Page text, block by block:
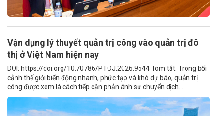
Vận dụng lý thuyết quản trị công vào quản trị đô
thị ở Việt Nam hiện nay
DOI: https://doi.org/10.70786/PTOJ.2026.9544 Tóm tắt: Trong bối
cảnh thế giới biến động nhanh, phức tạp và khó dự báo, quản trị
công được xem là cách tiếp cận phản ánh sự chuyển dịch...